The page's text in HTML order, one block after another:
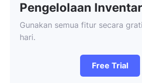
Pengelolaan
Gunakan semua fitur secara
hari.
Free Trial